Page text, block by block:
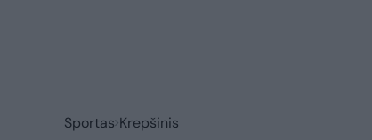
Sportas Krepšinis